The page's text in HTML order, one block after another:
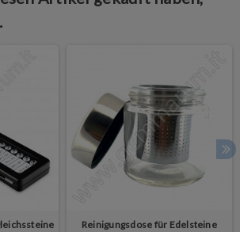
Reinigungsdose für Edelsteine